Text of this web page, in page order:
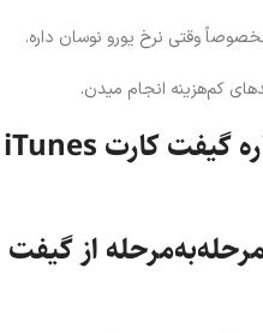
وقتی نرخ یورو نوسان داره.
کم‌هزینه انجام میدن.
از گیفت